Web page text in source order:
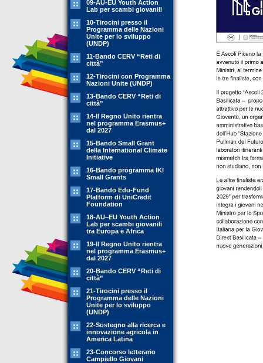
09-AU-EU Youth Action
Lab per scambi giovanili
10-Tirocini presso il
Programma delle Nazioni
Unite per lo sviluppo
(UNDP)
11-Bando CERV “Reti di
città”
12-Tirocini con Programma
Nazioni Unite (UNDP)
13-Bando CERV “Reti di
città”
14-Il Regno Unito rientra
nel programma Erasmus+
dal 2027
15-Bando Small Grant
della International Climate
Initiative
16-Bando programma IKI
Small Grants
17-Bando Edu-Fund
Platform di UniCredit
Foundation
18-AU–EU Youth Action
Lab per scambi giovanili
tra Europa e Africa
19-Il Regno Unito rientra
nel programma Erasmus+
dal 2027
20-Bando CERV “Reti di
città”
21-Tirocini presso il
Programma delle Nazioni
Unite per lo sviluppo
(UNDP)
22-Sostegno alla ricerca e
innovazione agricola in
America Latina
23-Concorso letterario
Campiello Giovani